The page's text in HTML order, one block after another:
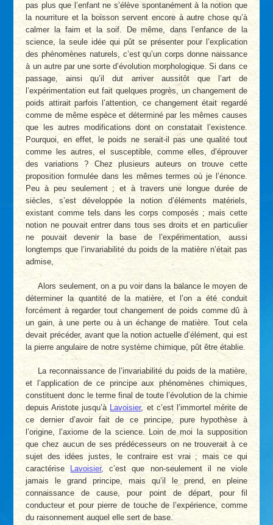
pas plus que l’enfant ne s’élève spontanément à la notion que
la nourriture et la boisson servent encore à autre chose qu’à
calmer la faim et la soif. De même, dans l’enfance de la
science, la seule idée qui pût se présenter pour l’explication
des phénomènes naturels, c’est qu’un corps donne naissance
à un autre par une sorte d’évolution morphologique. Si dans ce
passage, ainsi qu’il dut arriver aussitôt que l’art de
l’expérimentation eut fait quelques progrès, un changement de
poids attirait parfois l’attention, ce changement était regardé
comme de même espèce et déterminé par les mêmes causes
que les autres modifications dont on constatait l’existence.
Pourquoi, en effet, le poids ne serait-il pas une qualité tout
comme les autres, el susceptible, comme elles, d’éprouver
des variations ? Chez plusieurs auteurs on trouve cette
proposition formulée dans les mêmes termes où je l’énonce.
Peu à peu seulement ; et à travers une longue durée de
siècles, s’est développée la notion d’éléments matériels,
existant comme tels dans les corps composés ; mais cette
notion ne pouvait entrer dans tous ses droits et en particulier
ne pouvait devenir la base de l’expérimentation, aussi
longtemps que l’invariabilité du poids de la matière n’était pas
admise,
Alors seulement, on a pu voir dans la balance le moyen de
déterminer la quantité de la matière, et l’on a été conduit
forcément à regarder tout changement de poids comme dû à
un gain, à une perte ou à un échange de matière. Tout cela
devait précéder, avant que la notion actuelle d’élément, qui est
la pierre angulaire de notre système chimique, pût être établie.
La reconnaissance de l’invariabilité du poids de la matière,
et l’application de ce principe aux phénomènes chimiques,
constituent donc le terme final de toute l’évolution de la chimie
depuis Aristote jusqu’à Lavoisier, et c’est l’immortel mérite de
ce dernier d’avoir fait de ce principe, pure hypothèse à
l’origine, l’axiome de la science. Loin de moi la supposition
que chez aucun de ses prédécesseurs on ne trouverait à ce
sujet des idées justes, le contraire est vrai ; mais ce qui
caractériseLavoisier, c’est que non-seulement il ne viole
jamais le grand principe, mais qu’il le prend, en pleine
connaissance de cause, pour point de départ, pour fil
conducteur et pour pierre de touche de l’expérience, comme
du raisonnement auquel elle sert de base.